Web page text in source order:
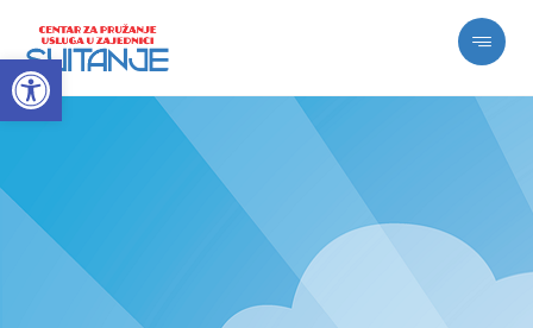
Open toolbar